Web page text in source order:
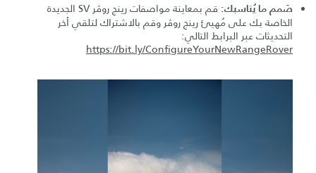
صَمم ما يُناسبك:
قم بمعاينة مواصفات رينج روڤر SV الجديدة
الخاصة بك على مُهيئ رينج روڤر وقم بالاشتراك لتلقي أخر
التحديثات عبر البرابط التالي:
https://bit.ly/ConfigureYourNewRangeRover